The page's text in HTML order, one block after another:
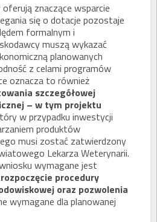
znaczące wsparcie
się o dotacje pozostaje
formalnym i
muszą wykazać
planowanych
z celami programów
oznacza to również
szczegółowej
– w tym projektu
w przypadku inwestycji
produktów
musi zostać zatwierdzony
Lekarza Weterynarii.
wymagane jest
procedury
oraz pozwolenia
wymagane dla planowanej